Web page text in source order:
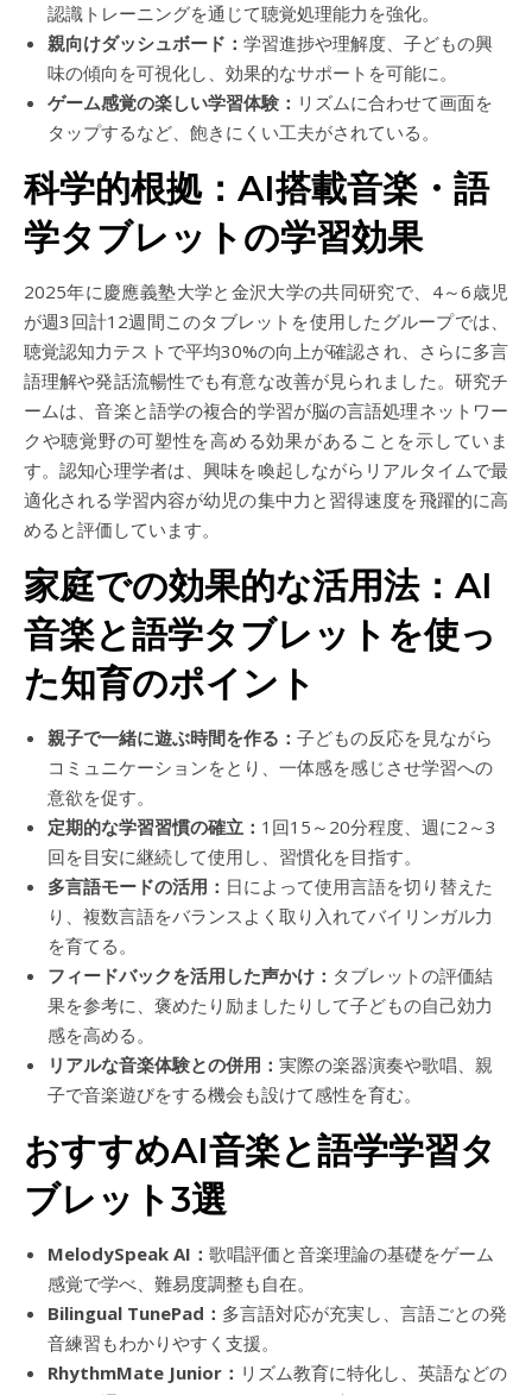
認識トレーニングを通じて聴覚処理能力を強化。
親向けダッシュボード： 学習進捗や理解度、子どもの興
味の傾向を可視化し、効果的なサポートを可能に。
ゲーム感覚の楽しい学習体験： リズムに合わせて画面を
タップするなど、飽きにくい工夫がされている。
科学的根拠：AI搭載音楽・語
学タブレットの学習効果
2025年に慶應義塾大学と金沢大学の共同研究で、4～6歳児
が週3回計12週間このタブレットを使用したグループでは、
聴覚認知力テストで平均30%の向上が確認され、さらに多言
語理解や発話流暢性でも有意な改善が見られました。研究チ
ームは、音楽と語学の複合的学習が脳の言語処理ネットワー
クや聴覚野の可塑性を高める効果があることを示していま
す。認知心理学者は、興味を喚起しながらリアルタイムで最
適化される学習内容が幼児の集中力と習得速度を飛躍的に高
めると評価しています。
家庭での効果的な活用法：AI
音楽と語学タブレットを使っ
た知育のポイント
親子で一緒に遊ぶ時間を作る： 子どもの反応を見ながら
コミュニケーションをとり、一体感を感じさせ学習への
意欲を促す。
定期的な学習習慣の確立： 1回15～20分程度、週に2～3
回を目安に継続して使用し、習慣化を目指す。
多言語モードの活用： 日によって使用言語を切り替えた
り、複数言語をバランスよく取り入れてバイリンガル力
を育てる。
フィードバックを活用した声かけ： タブレットの評価結
果を参考に、褒めたり励ましたりして子どもの自己効力
感を高める。
リアルな音楽体験との併用： 実際の楽器演奏や歌唱、親
子で音楽遊びをする機会も設けて感性を育む。
おすすめAI音楽と語学学習タ
ブレット3選
MelodySpeak AI： 歌唱評価と音楽理論の基礎をゲーム
感覚で学べ、難易度調整も自在。
Bilingual TunePad： 多言語対応が充実し、言語ごとの発
音練習もわかりやすく支援。
RhythmMate Junior： リズム教育に特化し、英語などの